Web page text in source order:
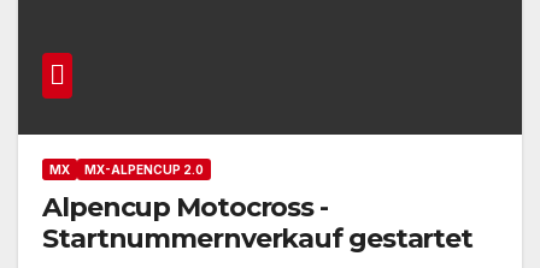
MX MX-ALPENCUP 2.0
Alpencup Motocross -
Startnummernverkauf gestartet